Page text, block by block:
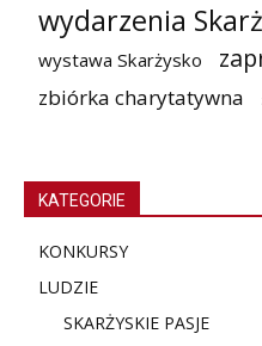
wydarzenia
wystawa Skarżysko
zbiórka charytatywna
KATEGORIE
KONKURSY
LUDZIE
SKARŻYSKIE PASJE